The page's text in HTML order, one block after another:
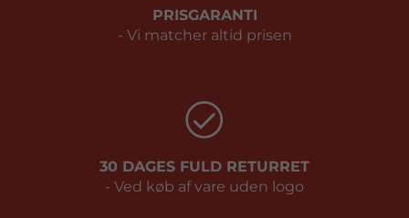
PRISGARANTI
- Vi matcher altid prisen
30 DAGES FULD RETURRET
- Ved køb af vare uden logo